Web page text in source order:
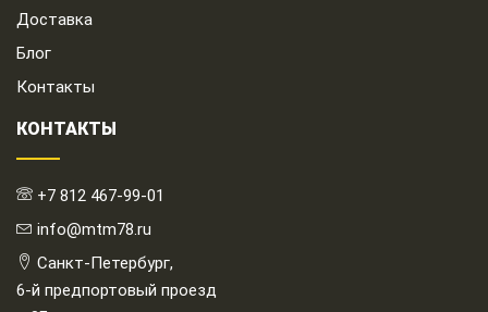
Доставка
Блог
Контакты
КОНТАКТЫ
+7 812 467-99-01
info@mtm78.ru
Санкт-Петербург,
6-й предпортовый проезд